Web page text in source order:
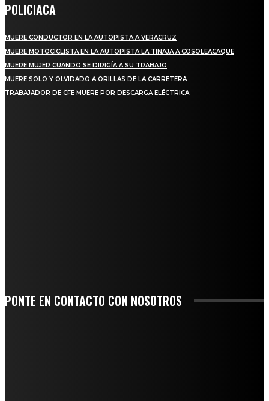
POLICIACA
MUERE CONDUCTOR EN LA AUTOPISTA A VERACRUZ
MUERE MOTOCICLISTA EN LA AUTOPISTA LA TINAJA A COSOLEACAQUE
MUERE MUJER CUANDO SE DIRIGÍA A SU TRABAJO
MUERE SOLO Y OLVIDADO A ORILLAS DE LA CARRETERA
TRABAJADOR DE CFE MUERE POR DESCARGA ELÉCTRICA
PONTE EN CONTACTO CON NOSOTROS